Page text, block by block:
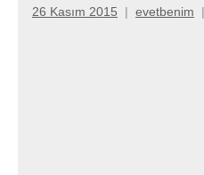
26 Kasım 2015 evetbenim